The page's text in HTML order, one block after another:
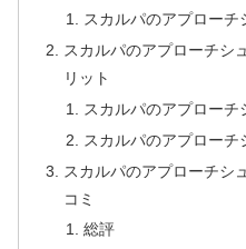
スカルパのアプローチ
スカルパのアプローチシ
リット
スカルパのアプローチ
スカルパのアプローチ
スカルパのアプローチシ
コミ
総評